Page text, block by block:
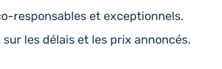
res­pon­sables et exceptionnels.
les délais et les prix annoncés.